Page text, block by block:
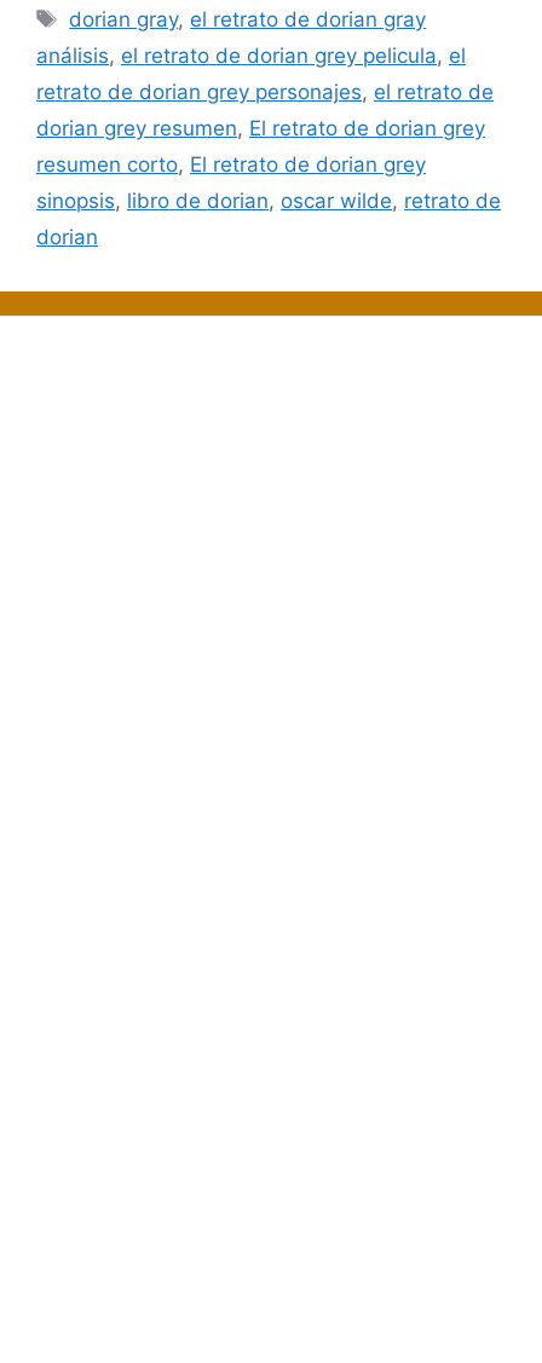
Etiquetas
dorian gray, el retrato de dorian gray
análisis, el retrato de dorian grey pelicula, el
retrato de dorian grey personajes, el retrato de
dorian grey resumen, El retrato de dorian grey
resumen corto, El retrato de dorian grey
sinopsis, libro de dorian, oscar wilde, retrato de
dorian